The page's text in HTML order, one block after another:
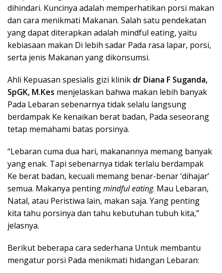
dihindari. Kuncinya adalah memperhatikan porsi makan
dan cara menikmati Makanan. Salah satu pendekatan
yang dapat diterapkan adalah mindful eating, yaitu
kebiasaan makan Di lebih sadar Pada rasa lapar, porsi,
serta jenis Makanan yang dikonsumsi.
Ahli Kepuasan spesialis gizi klinik dr Diana F Suganda,
SpGK, M.Kes menjelaskan bahwa makan lebih banyak
Pada Lebaran sebenarnya tidak selalu langsung
berdampak Ke kenaikan berat badan, Pada seseorang
tetap memahami batas porsinya.
“Lebaran cuma dua hari, makanannya memang banyak
yang enak. Tapi sebenarnya tidak terlalu berdampak
Ke berat badan, kecuali memang benar-benar ‘dihajar’
semua. Makanya pentingmindful eating. Mau Lebaran,
Natal, atau Peristiwa lain, makan saja. Yang penting
kita tahu porsinya dan tahu kebutuhan tubuh kita,”
jelasnya.
Berikut beberapa cara sederhana Untuk membantu
mengatur porsi Pada menikmati hidangan Lebaran: